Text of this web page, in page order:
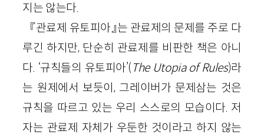
지는 않는다.
『관료제 유토피아』는 관료제의 문제를 주로 다
루긴 하지만, 단순히 관료제를 비판한 책은 아니
다. ‘규칙들의 유토피아’( The Utopia of Rules)라
는 원제에서 보듯이, 그레이버가 문제삼는 것은
규칙을 따르고 있는 우리 스스로의 모습이다. 저
자는 관료제 자체가 우둔한 것이라고 하지 않는